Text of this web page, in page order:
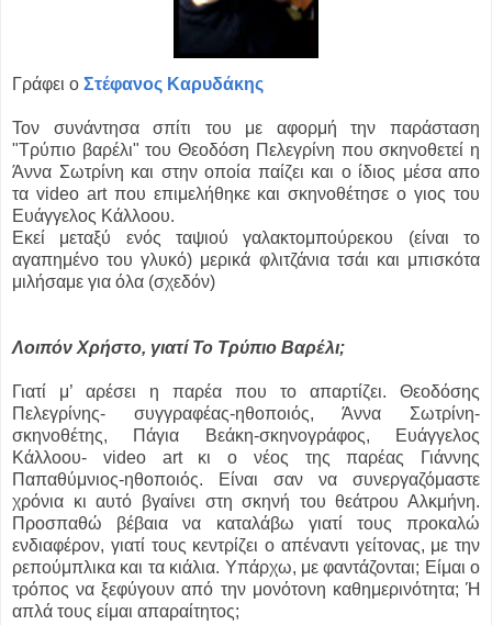
Γράφει ο Στέφανος Καρυδάκης
Τον συνάντησα σπίτι του με αφορμή την παράσταση
"Τρύπιο βαρέλι" του Θεοδόση Πελεγρίνη που σκηνοθετεί η
Άννα Σωτρίνη και στην οποία παίζει και ο ίδιος μέσα απο
τα video art που επιμελήθηκε και σκηνοθέτησε ο γιος του
Ευάγγελος Κάλλοου.
Εκεί μεταξύ ενός ταψιού γαλακτομπούρεκου (είναι το
αγαπημένο του γλυκό) μερικά φλιτζάνια τσάι και μπισκότα
μιλήσαμε για όλα (σχεδόν)
Λοιπόν Χρήστο, γιατί Το Τρύπιο Βαρέλι;
Γιατί μ’ αρέσει η παρέα που το απαρτίζει. Θεοδόσης
Πελεγρίνης- συγγραφέας-ηθοποιός, Άννα Σωτρίνη-
σκηνοθέτης, Πάγια Βεάκη-σκηνογράφος, Ευάγγελος
Κάλλοου- video art κι ο νέος της παρέας Γιάννης
Παπαθύμνιος-ηθοποιός. Είναι σαν να συνεργαζόμαστε
χρόνια κι αυτό βγαίνει στη σκηνή του θεάτρου Αλκμήνη.
Προσπαθώ βέβαια να καταλάβω γιατί τους προκαλώ
ενδιαφέρον, γιατί τους κεντρίζει ο απέναντι γείτονας, με την
ρεπούμπλικα και τα κιάλια. Υπάρχω, με φαντάζονται; Είμαι ο
τρόπος να ξεφύγουν από την μονότονη καθημερινότητα; Ή
απλά τους είμαι απαραίτητος;